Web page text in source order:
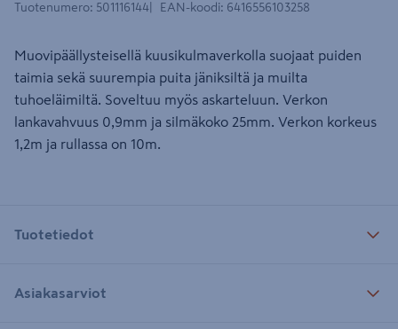
Tuotenumero: 501116144 EAN-koodi: 6416556103258
Muovipäällysteisellä kuusikulmaverkolla suojaat puiden
taimia sekä suurempia puita jäniksiltä ja muilta
tuhoeläimiltä. Soveltuu myös askarteluun. Verkon
lankavahvuus 0,9mm ja silmäkoko 25mm. Verkon korkeus
1,2m ja rullassa on 10m.
Tuotetiedot
Asiakasarviot